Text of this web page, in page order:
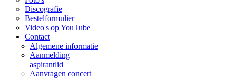
Discografie
Bestelformulier
Video's op YouTube
Contact
Algemene informatie
Aanmelding
aspirantlid
Aanvragen concert